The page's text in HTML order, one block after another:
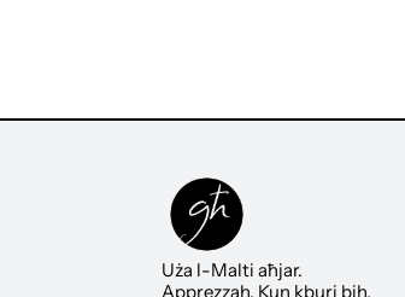
Uża l-Malti aħjar.
Apprezzah. Kun kburi bih.